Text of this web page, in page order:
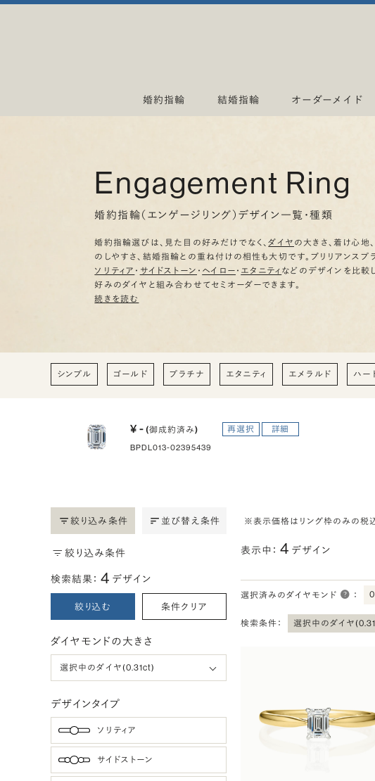
婚約指輪 結婚指輪 オーダーメイド
Engagement Ring
婚約指輪（エンゲージリング）デザイン一覧・種類
婚約指輪選びは、見た目の好みだけでなく、ダイヤ の大きさ、着け心地
のしやすさ、結婚指輪との重ね付けの相性も大切です。ブリリアンスプ
ソリティア ・ サイドストーン ・ ヘイロー ・ エタニティ などのデザインを比較
好みのダイヤと組み合わせてセミオーダーできます。
続きを読む
シンプル ゴールド プラチナ エタニティ エメラルド ハー
¥ - (御成約済み) 再選択 詳細
BPDL013-02395439
絞り込み条件 並び替え条件
絞り込み条件
検索結果： 4 デザイン
絞り込む 条件クリア
ダイヤモンドの大きさ
デザインタイプ
ソリティア
サイドストーン
※表示価格はリング枠のみの税
表示中： 4 デザイン
選択済みのダイヤモンド ：
検索条件： 選択中のダイヤ